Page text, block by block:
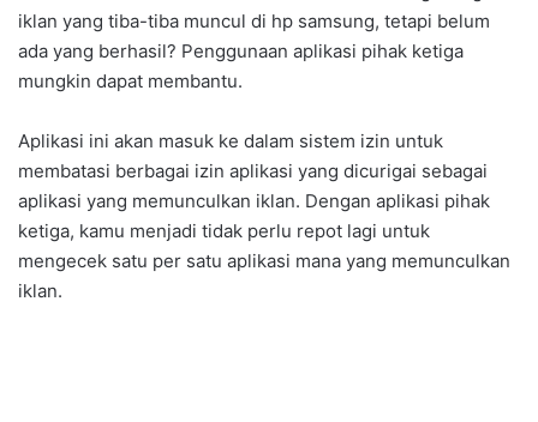
iklan yang tiba-tiba muncul di hp samsung, tetapi belum
ada yang berhasil? Penggunaan aplikasi pihak ketiga
mungkin dapat membantu.
Aplikasi ini akan masuk ke dalam sistem izin untuk
membatasi berbagai izin aplikasi yang dicurigai sebagai
aplikasi yang memunculkan iklan. Dengan aplikasi pihak
ketiga, kamu menjadi tidak perlu repot lagi untuk
mengecek satu per satu aplikasi mana yang memunculkan
iklan.